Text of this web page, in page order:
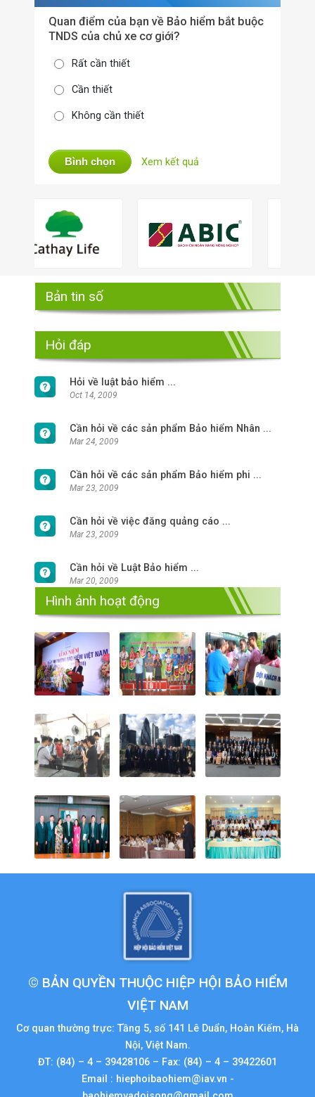
Quan điểm của bạn về Bảo hiểm bắt buộc
TNDS của chủ xe cơ giới?
Rất cần thiết
Cần thiết
Không cần thiết
Bình chọn Xem kết quả
Bản tin số
Hỏi đáp
Hỏi về luật bảo hiểm ...
Oct 14, 2009
Cần hỏi về các sản phẩm Bảo hiểm Nhân ...
Mar 24, 2009
Cần hỏi về các sản phẩm Bảo hiểm phi ...
Mar 23, 2009
Cần hỏi về việc đăng quảng cáo ...
Mar 23, 2009
Cần hỏi về Luật Bảo hiểm ...
Mar 20, 2009
Hình ảnh hoạt động
© BẢN QUYỀN THUỘC HIỆP HỘI BẢO HIỂM
VIỆT NAM
Cơ quan thường trực: Tầng 5, số 141 Lê Duẩn, Hoàn Kiếm, Hà
Nội, Việt Nam.
ĐT: (84) – 4 – 39428106 – Fax: (84) – 4 – 39422601
Email : hiephoibaohiem@iav.vn -